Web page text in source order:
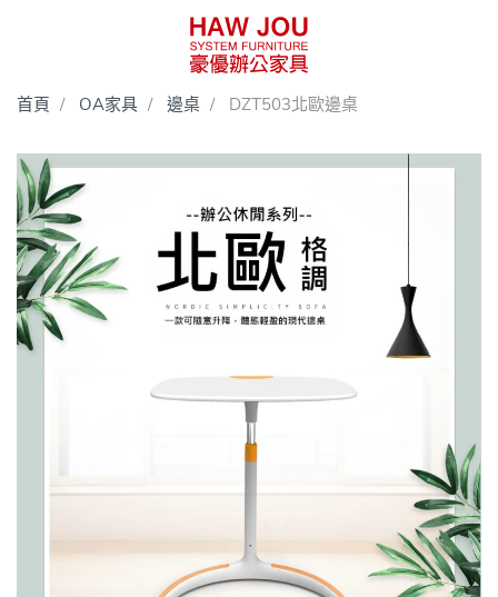
首頁 OA家具 邊桌 DZT503北歐邊桌